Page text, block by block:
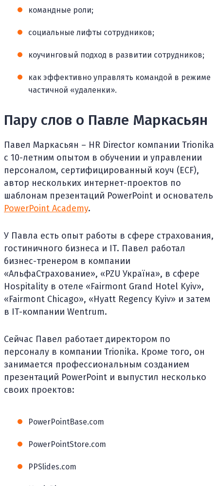
командные роли;
социальные лифты сотрудников;
коучинговый подход в развитии сотрудников;
как эффективно управлять командой в режиме
частичной «удаленки».
Пару слов о Павле Маркасьян
Павел Маркасьян – HR Director компании Trionika
c 10-летним опытом в обучении и управлении
персоналом, сертифицированный коуч (ECF),
автор нескольких интернет-проектов по
шаблонам презентаций PowerPoint и основатель
PowerPoint Academy.
У Павла есть опыт работы в сфере страхования,
гостиничного бизнеса и IT. Павел работал
бизнес-тренером в компании
«АльфаСтрахование», «PZU Україна», в сфере
Hospitality в отеле «Fairmont Grand Hotel Kyiv»,
«Fairmont Chicago», «Hyatt Regency Kyiv» и затем
в IT-компании Wentrum.
Сейчас Павел работает директором по
персоналу в компании Trionika. Кроме того, он
занимается профессиональным созданием
презентаций PowerPoint и выпустил несколько
своих проектов:
PowerPointBase.com
PowerPointStore.com
PPSlides.com